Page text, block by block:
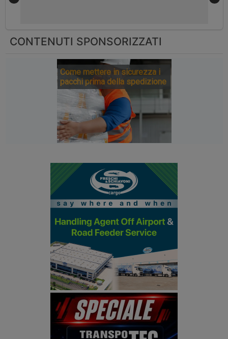
CONTENUTI SPONSORIZZATI
Come mettere in sicurezza i
pacchi prima della spedizione